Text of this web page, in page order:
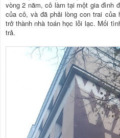
vòng 2 năm, cô làm tại một gia đình
của cô, và đã phải lòng con trai của
trở thành nhà toán học lỗi lạc. Mối
trả.